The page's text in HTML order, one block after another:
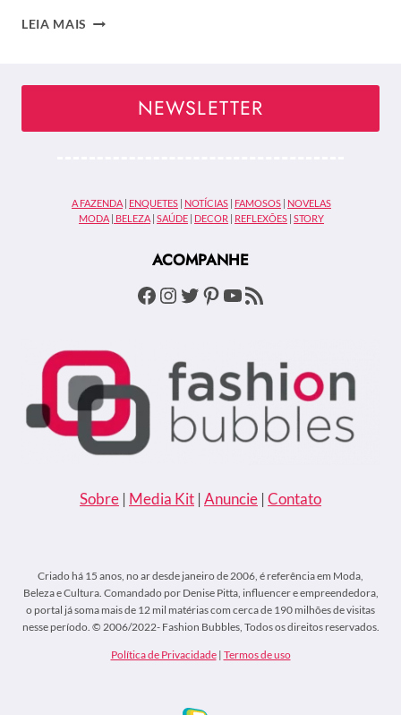
LEIA MAIS ANA
ATITUDE
DE
WEB
REAGE:
DESMANCHO”
NEWSLETTER
A FAZENDA | ENQUETES | NOTÍCIAS | FAMOSOS | NOVELAS
MODA | BELEZA | SAÚDE | DECOR | REFLEXÕES | STORY
ACOMPANHE
Facebook
Instagram
Twitter
Pinterest
Youtube
Feed RSS
Sobre | Media Kit | Anuncie | Contato
Criado há 15 anos, no ar desde janeiro de 2006, é referência em Moda,
Beleza e Cultura. Comandado por Denise Pitta, influencer e empreendedora,
o portal já soma mais de 12 mil matérias com cerca de 190 milhões de visitas
nesse período. © 2006/2022- Fashion Bubbles, Todos os direitos reservados.
Política de Privacidade| Termos de uso